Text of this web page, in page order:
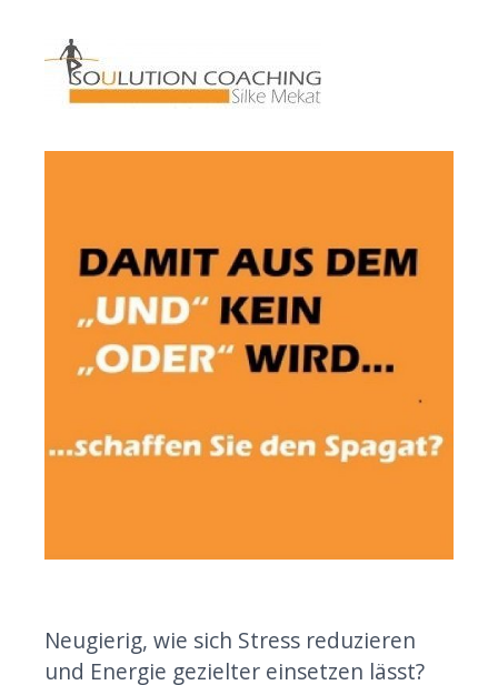
Neugierig, wie sich Stress reduzieren
und Energie gezielter einsetzen lässt?